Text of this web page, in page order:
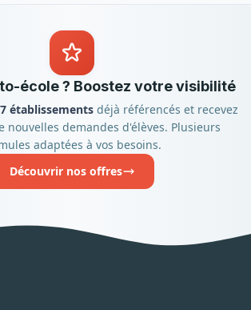
école ? Boostez votre visibilité
établissementsdéjà référencés et recevez
nouvelles demandes d'élèves. Plusieurs
adaptées à vos besoins.
Découvrir nos offres